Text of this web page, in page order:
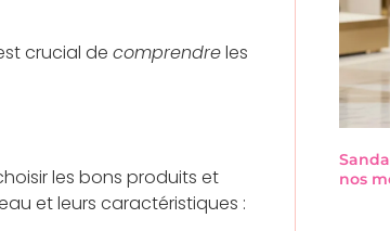
crucial de comprendreles
les bons produits et
et leurs caractéristiques :
nos